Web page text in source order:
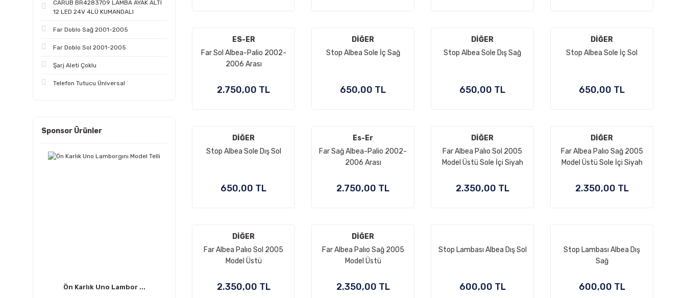
CARUB BR4283709 LAMBA AYAK ALTI
12 LED 24V 4LÜ KUMANDALI
Far Doblo Sağ 2001-2005
Far Doblo Sol 2001-2005
Şarj Aleti Çoklu
Telefon Tutucu Üniversal
Sponsor Ürünler
Ön Karlık Uno Lambor ...
ES-ER
Far Sol Albea-Palio 2002-
2006 Arası
2.750,00 TL
DİĞER
Stop Albea Sole İç Sağ
650,00 TL
DİĞER
Stop Albea Sole Dış Sağ
650,00 TL
DİĞER
Stop Albea Sole İç Sol
650,00 TL
DİĞER
Stop Albea Sole Dış Sol
650,00 TL
Es-Er
Far Sağ Albea-Palio 2002-
2006 Arası
2.750,00 TL
DİĞER
Far Albea Palıo Sol 2005
Model Üstü Sole İçi Siyah
2.350,00 TL
DİĞER
Far Albea Palıo Sağ 2005
Model Üstü Sole İçi Siyah
2.350,00 TL
DİĞER
Far Albea Palıo Sol 2005
Model Üstü
2.350,00 TL
DİĞER
Far Albea Palıo Sağ 2005
Model Üstü
2.350,00 TL
Stop Lambası Albea Dış Sol
600,00 TL
Stop Lambası Albea Dış
Sağ
600,00 TL